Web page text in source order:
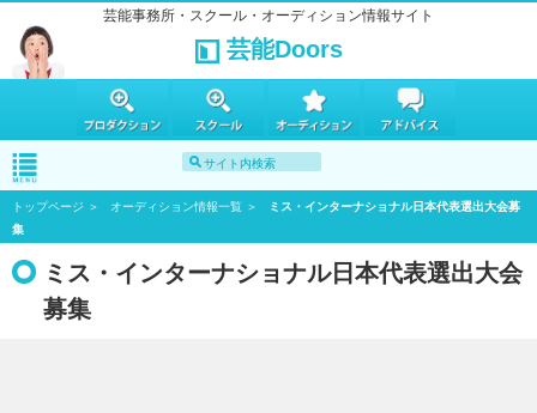
芸能事務所・スクール・オーディション情報サイト
芸能Doors
トップページ オーディション情報一覧
ミス・インターナショナル日本代表選出大会募
集
ミス・インターナショナル日本代表選出大会
募集